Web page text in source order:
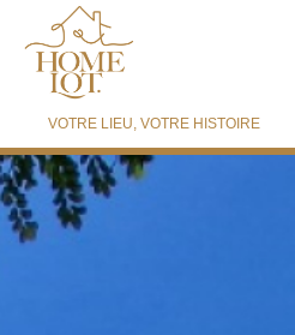
VOTRE LIEU, VOTRE HISTOIRE